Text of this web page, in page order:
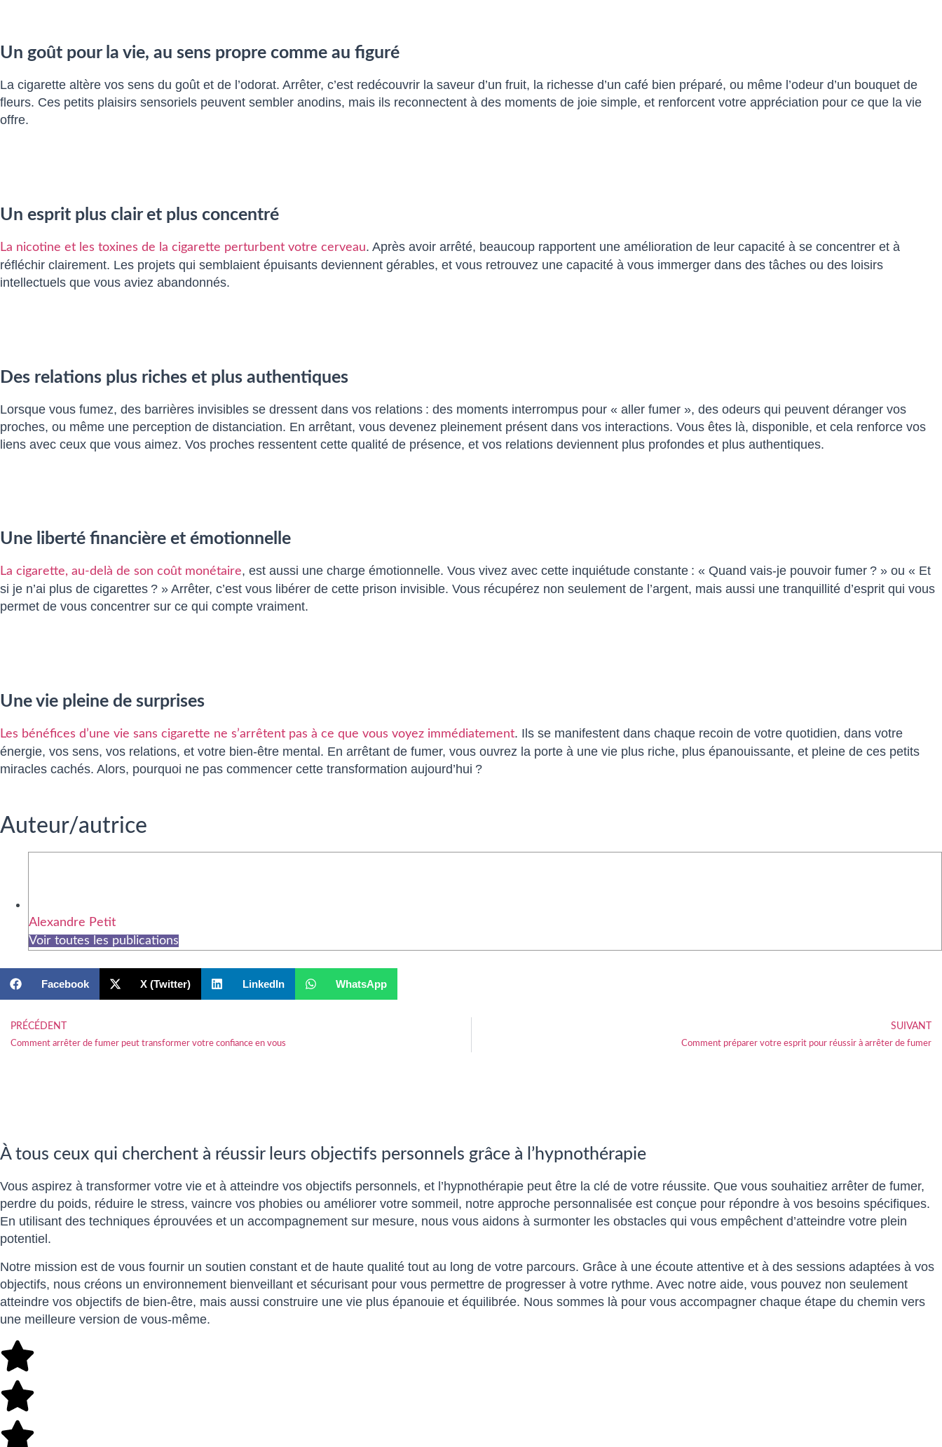
Un goût pour la vie, au sens propre comme au figuré
La cigarette altère vos sens du goût et de l’odorat. Arrêter, c’est redécouvrir la saveur d’un fruit, la richesse d’un café bien préparé, ou même l’odeur d’un bouquet de
fleurs. Ces petits plaisirs sensoriels peuvent sembler anodins, mais ils reconnectent à des moments de joie simple, et renforcent votre appréciation pour ce que la vie
offre.
Un esprit plus clair et plus concentré
La nicotine et les toxines de la cigarette perturbent votre cerveau. Après avoir arrêté, beaucoup rapportent une amélioration de leur capacité à se concentrer et à
réfléchir clairement. Les projets qui semblaient épuisants deviennent gérables, et vous retrouvez une capacité à vous immerger dans des tâches ou des loisirs
intellectuels que vous aviez abandonnés.
Des relations plus riches et plus authentiques
Lorsque vous fumez, des barrières invisibles se dressent dans vos relations : des moments interrompus pour « aller fumer », des odeurs qui peuvent déranger vos
proches, ou même une perception de distanciation. En arrêtant, vous devenez pleinement présent dans vos interactions. Vous êtes là, disponible, et cela renforce vos
liens avec ceux que vous aimez. Vos proches ressentent cette qualité de présence, et vos relations deviennent plus profondes et plus authentiques.
Une liberté financière et émotionnelle
La cigarette, au-delà de son coût monétaire, est aussi une charge émotionnelle. Vous vivez avec cette inquiétude constante : « Quand vais-je pouvoir fumer ? » ou « Et
si je n’ai plus de cigarettes ? » Arrêter, c’est vous libérer de cette prison invisible. Vous récupérez non seulement de l’argent, mais aussi une tranquillité d’esprit qui vous
permet de vous concentrer sur ce qui compte vraiment.
Une vie pleine de surprises
Les bénéfices d’une vie sans cigarette ne s’arrêtent pas à ce que vous voyez immédiatement. Ils se manifestent dans chaque recoin de votre quotidien, dans votre
énergie, vos sens, vos relations, et votre bien-être mental. En arrêtant de fumer, vous ouvrez la porte à une vie plus riche, plus épanouissante, et pleine de ces petits
miracles cachés. Alors, pourquoi ne pas commencer cette transformation aujourd’hui ?
Auteur/autrice
Alexandre Petit
Voir toutes les publications
Facebook X (Twitter) LinkedIn WhatsApp
PRÉCÉDENT
Comment arrêter de fumer peut transformer votre confiance en vous
SUIVANT
Comment préparer votre esprit pour réussir à arrêter de fumer
À tous ceux qui cherchent à réussir leurs objectifs personnels grâce à l’hypnothérapie
Vous aspirez à transformer votre vie et à atteindre vos objectifs personnels, et l’hypnothérapie peut être la clé de votre réussite. Que vous souhaitiez arrêter de fumer,
perdre du poids, réduire le stress, vaincre vos phobies ou améliorer votre sommeil, notre approche personnalisée est conçue pour répondre à vos besoins spécifiques.
En utilisant des techniques éprouvées et un accompagnement sur mesure, nous vous aidons à surmonter les obstacles qui vous empêchent d’atteindre votre plein
potentiel.
Notre mission est de vous fournir un soutien constant et de haute qualité tout au long de votre parcours. Grâce à une écoute attentive et à des sessions adaptées à vos
objectifs, nous créons un environnement bienveillant et sécurisant pour vous permettre de progresser à votre rythme. Avec notre aide, vous pouvez non seulement
atteindre vos objectifs de bien-être, mais aussi construire une vie plus épanouie et équilibrée. Nous sommes là pour vous accompagner chaque étape du chemin vers
une meilleure version de vous-même.